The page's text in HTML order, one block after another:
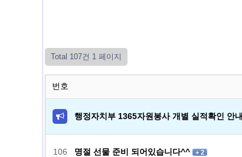
Total 107건 1 페이지
번호
행정자치부 1365자원봉사 개별 실적확인 안내
106 명절 선물 준비 되어있습니다^^ + 2